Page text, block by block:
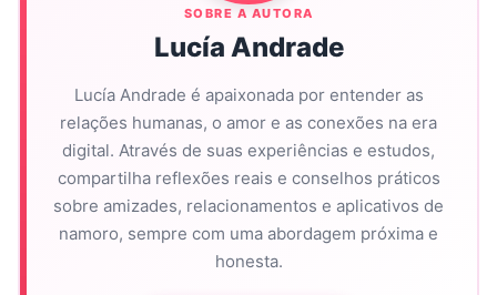
SOBRE A AUTORA
Lucía Andrade
Lucía Andrade é apaixonada por entender as
relações humanas, o amor e as conexões na era
digital. Através de suas experiências e estudos,
compartilha reflexões reais e conselhos práticos
sobre amizades, relacionamentos e aplicativos de
namoro, sempre com uma abordagem próxima e
honesta.